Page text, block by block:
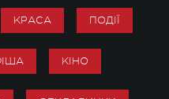
КРАСА ПОДІЇ
КІНО